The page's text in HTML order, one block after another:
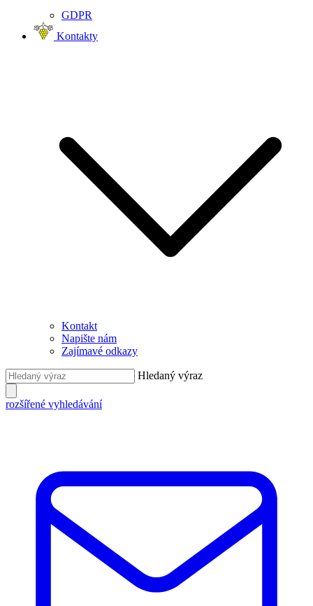
GDPR
Kontakty
Kontakt
Napište nám
Zajímavé odkazy
Hledaný výraz
rozšířené vyhledávání